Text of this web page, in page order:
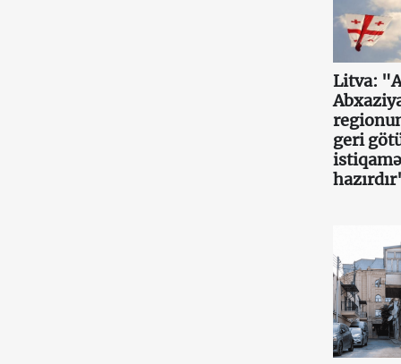
Litva:
geri